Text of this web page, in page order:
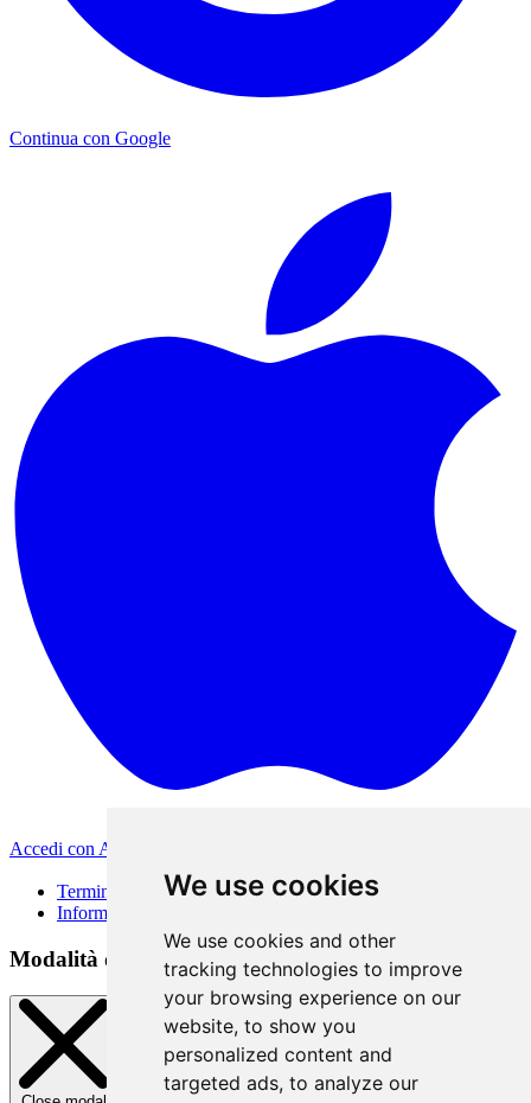
We use cookies
We use cookies and other
tracking technologies to improve
your browsing experience on our
website, to show you
personalized content and
targeted ads, to analyze our
Continua con Google
Accedi con Apple
Termini di Utilizzo
Informativa sulla privacy
Modalità di accesso